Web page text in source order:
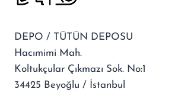
DEPO / TÜTÜN DEPOSU
Hacımimi Mah.
Koltukçular Çıkmazı Sok. No:1
34425 Beyoğlu / İstanbul